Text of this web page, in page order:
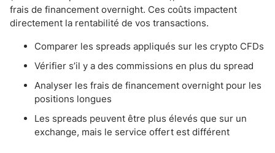
frais de financement overnight. Ces coûts impactent
directement la rentabilité de vos transactions.
Comparer les spreads appliqués sur les crypto CFDs
Vérifier s’il y a des commissions en plus du spread
Analyser les frais de financement overnight pour les
positions longues
Les spreads peuvent être plus élevés que sur un
exchange, mais le service offert est différent